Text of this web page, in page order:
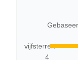
vijfsterren
4